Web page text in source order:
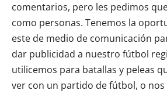
comentarios, pero les pedimos
como personas. Tenemos la
este de medio de comunicación
dar publicidad a nuestro fútbol
utilicemos para batallas y peleas
ver con un partido de fútbol, o nos